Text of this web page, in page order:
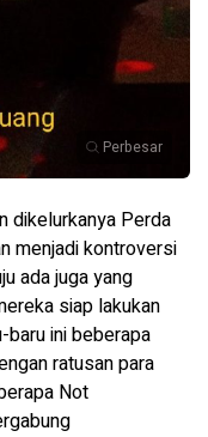
Perbesar
dikelurkanya Perda
menjadi kontroversi
ada juga yang
siap lakukan
baru ini beberapa
ratusan para
Not